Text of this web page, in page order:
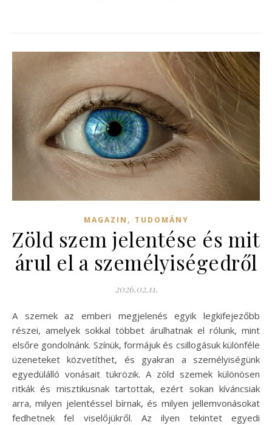
MAGAZIN , TUDOMÁNY
Zöld szem jelentése és mit
árul el a személyiségedről
2026.02.11.
A szemek az emberi megjelenés egyik legkifejezőbb
részei, amelyek sokkal többet árulhatnak el rólunk, mint
elsőre gondolnánk. Színük, formájuk és csillogásuk különféle
üzeneteket közvetíthet, és gyakran a személyiségünk
egyedülálló vonásait tükrözik. A zöld szemek különösen
ritkák és misztikusnak tartottak, ezért sokan kíváncsiak
arra, milyen jelentéssel bírnak, és milyen jellemvonásokat
fedhetnek fel viselőjükről. Az ilyen tekintet egyedi